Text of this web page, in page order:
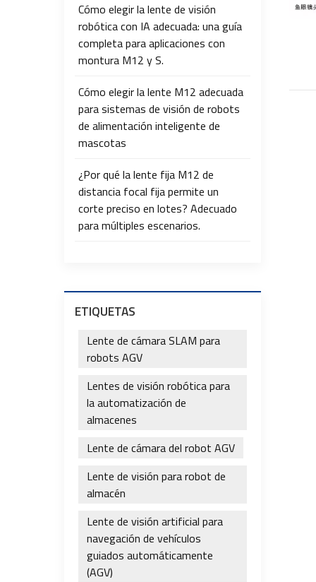
Cómo elegir la lente de visión
robótica con IA adecuada: una guía
completa para aplicaciones con
montura M12 y S.
Cómo elegir la lente M12 adecuada
para sistemas de visión de robots
de alimentación inteligente de
mascotas
¿Por qué la lente fija M12 de
distancia focal fija permite un
corte preciso en lotes? Adecuado
para múltiples escenarios.
ETIQUETAS
Lente de cámara SLAM para
robots AGV
Lentes de visión robótica para
la automatización de
almacenes
Lente de cámara del robot AGV
Lente de visión para robot de
almacén
Lente de visión artificial para
navegación de vehículos
guiados automáticamente
(AGV)